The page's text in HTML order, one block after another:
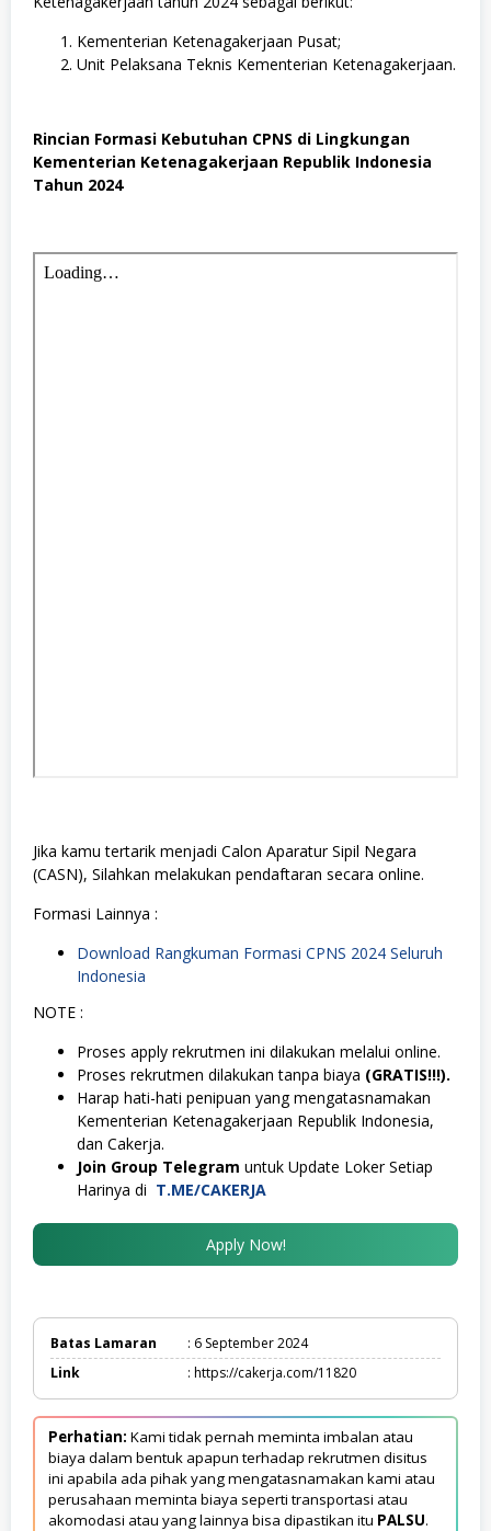
Kementerian Ketenagakerjaan Pusat;
Unit Pelaksana Teknis Kementerian Ketenagakerjaan.
Rincian Formasi Kebutuhan CPNS di Lingkungan
Kementerian Ketenagakerjaan Republik Indonesia
Tahun 2024
Jika kamu tertarik menjadi Calon Aparatur Sipil Negara
(CASN), Silahkan melakukan pendaftaran secara online.
Formasi Lainnya :
Download Rangkuman Formasi CPNS 2024 Seluruh
Indonesia
NOTE :
Proses apply rekrutmen ini dilakukan melalui online.
Proses rekrutmen dilakukan tanpa biaya (GRATIS!!!).
Harap hati-hati penipuan yang mengatasnamakan
Kementerian Ketenagakerjaan Republik Indonesia,
dan Cakerja.
Join Group Telegram untuk Update Loker Setiap
Harinya di T.ME/CAKERJA
Apply Now!
Batas Lamaran
: 6 September 2024
Link
: https://cakerja.com/11820
Perhatian: Kami tidak pernah meminta imbalan atau
biaya dalam bentuk apapun terhadap rekrutmen disitus
ini apabila ada pihak yang mengatasnamakan kami atau
perusahaan meminta biaya seperti transportasi atau
akomodasi atau yang lainnya bisa dipastikan itu PALSU.